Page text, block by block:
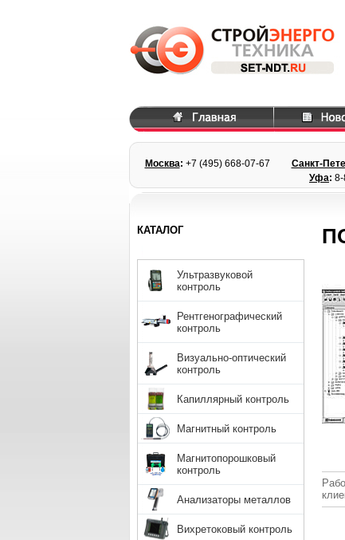
Москва: +7 (495) 668-07-67 Санкт-
Уфа: 8-
КАТАЛОГ
Ультразвуковой
контроль
Рентгенографический
контроль
Визуально-оптический
контроль
Капиллярный контроль
Магнитный контроль
Магнитопорошковый
контроль
Анализаторы металлов
Вихретоковый контроль